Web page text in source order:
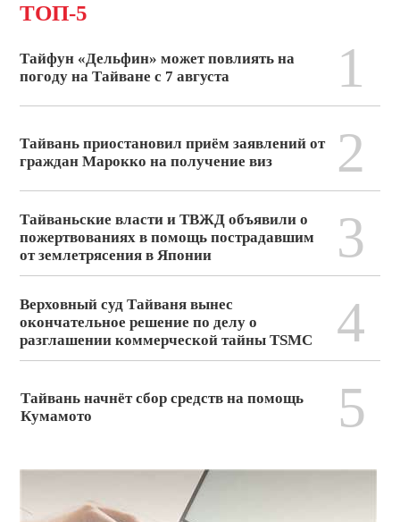
ТОП-5
Тайфун «Дельфин» может повлиять на
погоду на Тайване с 7 августа
1
Тайвань приостановил приём заявлений от
граждан Марокко на получение виз
2
Тайваньские власти и ТВЖД объявили о
пожертвованиях в помощь пострадавшим
от землетрясения в Японии
3
Верховный суд Тайваня вынес
окончательное решение по делу о
разглашении коммерческой тайны TSMC
4
Тайвань начнёт сбор средств на помощь
Кумамото
5